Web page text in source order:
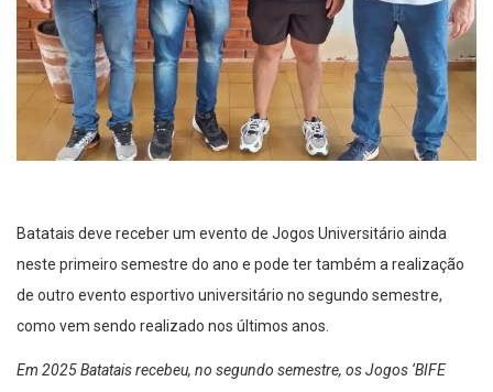
Batatais deve receber um evento de Jogos Universitário ainda
neste primeiro semestre do ano e pode ter também a realização
de outro evento esportivo universitário no segundo semestre,
como vem sendo realizado nos últimos anos.
Em 2025 Batatais recebeu, no segundo semestre, os Jogos ‘BIFE